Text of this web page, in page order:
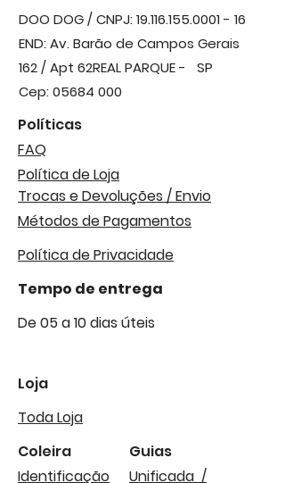
DOO DOG / CNPJ: 19.116.155.0001 - 16
END: Av. Barão de Campos Gerais
162 / Apt 62REAL PARQUE - SP
Cep: 05684 000
Políticas
FAQ
Política de Loja
Trocas e Devoluções / Envio
Métodos de Pagamentos
Política de Privacidade
Tempo de entrega
De 05 a 10 dias úteis
Loja
Toda Loja
Coleira
Identificação
Guias
Unificada /